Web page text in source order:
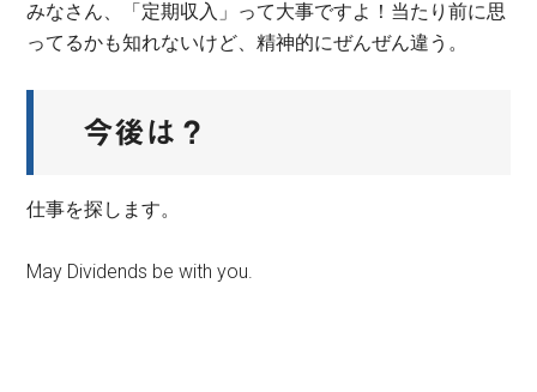
みなさん、「定期収入」って大事ですよ！当たり前に思
ってるかも知れないけど、精神的にぜんぜん違う。
今後は？
仕事を探します。
May Dividends be with you.